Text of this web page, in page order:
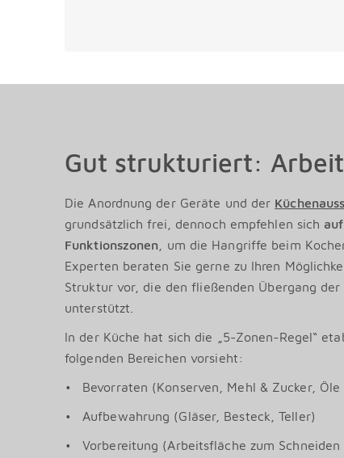
Gut strukturiert:
Die Anordnung der Geräte und der
grundsätzlich frei, dennoch empfehlen sich
Funktionszonen , um die Hangriffe beim
Experten beraten Sie gerne zu Ihren
Struktur vor, die den fließenden Übergang
unterstützt.
In der Küche hat sich die „5-Zonen-Regel“
folgenden Bereichen vorsieht:
Bevorraten (Konserven, Mehl & Zucker,
Aufbewahrung (Gläser, Besteck, Teller)
Vorbereitung (Arbeitsfläche zum